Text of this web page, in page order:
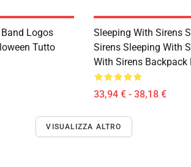
Logos
Tutto
Sleeping With Sirens
Sirens Sleeping With
With Sirens Backpack
33,94 € - 38,18 €
VISUALIZZA ALTRO